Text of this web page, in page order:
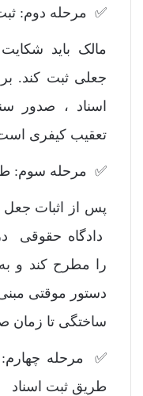
✅ مرحله دوم:
مالک باید
اسناد ، صدور
تعقیب کیفری
✅ مرحله سوم:
پس از اثبات جعل
دادگاه حقوقی
را مطرح کند و
دستور موقتی
ساختگی تا زمان
✅ مرحله چهارم:
طریق ثبت اسناد